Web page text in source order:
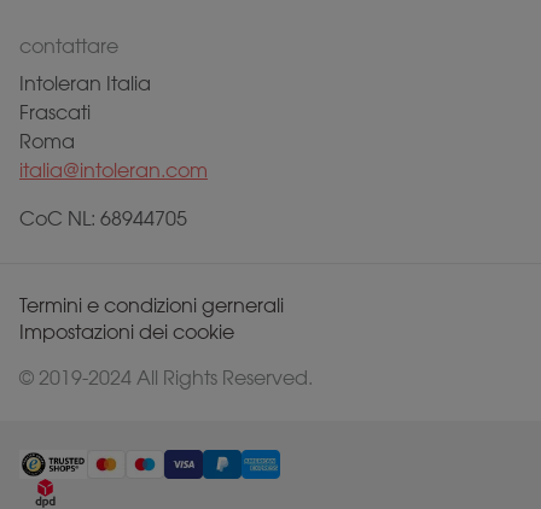
contattare
Intoleran Italia
Frascati
Roma
italia@intoleran.com
CoC NL: 68944705
© 2019-2024 All Rights Reserved.
Termini e condizioni gernerali
Impostazioni dei cookie